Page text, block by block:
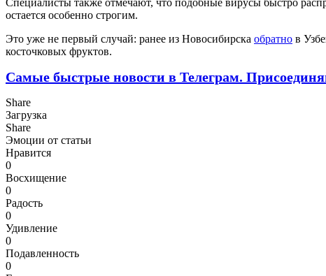
остается особенно строгим.
Это уже не первый случай: ранее из Новосибирска обратно в
косточковых фруктов.
Самые быстрые новости в Телеграм.
Share
Загрузка
Share
Эмоции от статьи
Нравится
0
Восхищение
0
Радость
0
Удивление
0
Подавленность
0